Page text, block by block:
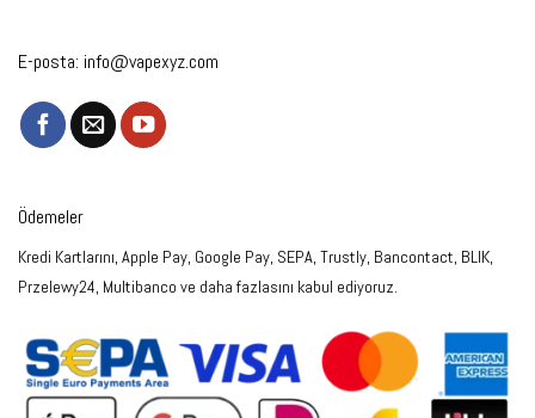
E-posta: info@vapexyz.com
Ödemeler
Kredi Kartlarını, Apple Pay, Google Pay, SEPA, Trustly, Bancontact, BLIK,
Przelewy24, Multibanco ve daha fazlasını kabul ediyoruz.